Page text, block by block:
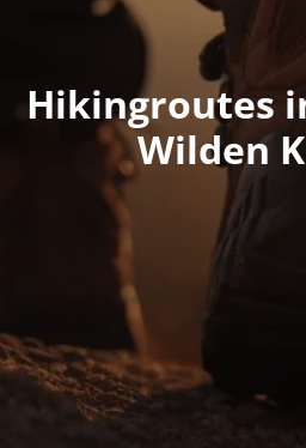
Hikingroutes
Wilden